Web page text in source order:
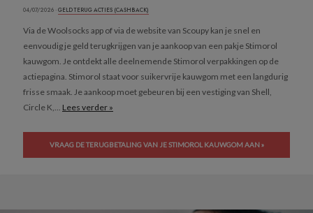
04/07/2026 ·GELD TERUG ACTIES (CASHBACK)
Via de Woolsocks app of via de website van Scoupy kan je snel en
eenvoudig je geld terugkrijgen van je aankoop van een pakje Stimorol
kauwgom. Je ontdekt alle deelnemende Stimorol verpakkingen op de
actiepagina. Stimorol staat voor suikervrije kauwgom met een langdurig
frisse smaak. Je aankoop moet gebeuren bij een vestiging van Shell,
Circle K,... Lees verder »
VRAAG DE TERUGBETALING VAN JE STIMOROL KAUWGOM AAN »